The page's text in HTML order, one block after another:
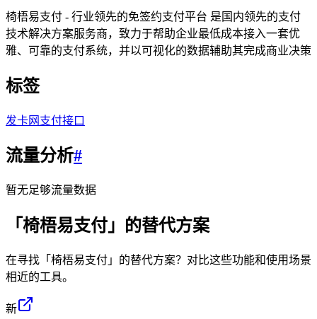
椅梧易支付 - 行业领先的免签约支付平台 是国内领先的支付
技术解决方案服务商，致力于帮助企业最低成本接入一套优
雅、可靠的支付系统，并以可视化的数据辅助其完成商业决策
标签
发卡网支付接口
流量分析#
暂无足够流量数据
「椅梧易支付 」的替代方案
在寻找「 椅梧易支付 」的替代方案？对比这些功能和使用场景
相近的工具。
新